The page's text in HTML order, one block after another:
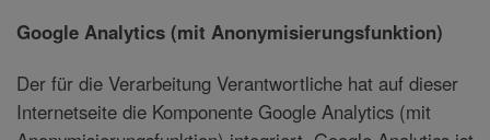
Google Analytics (mit Anonymisierungsfunktion)
Der für die Verarbeitung Verantwortliche hat auf dieser
Internetseite die Komponente Google Analytics (mit